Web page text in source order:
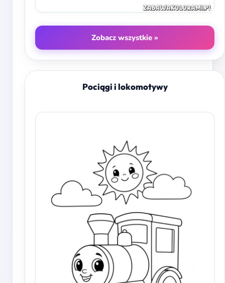
Zobacz wszystkie »
Pociągi i lokomotywy